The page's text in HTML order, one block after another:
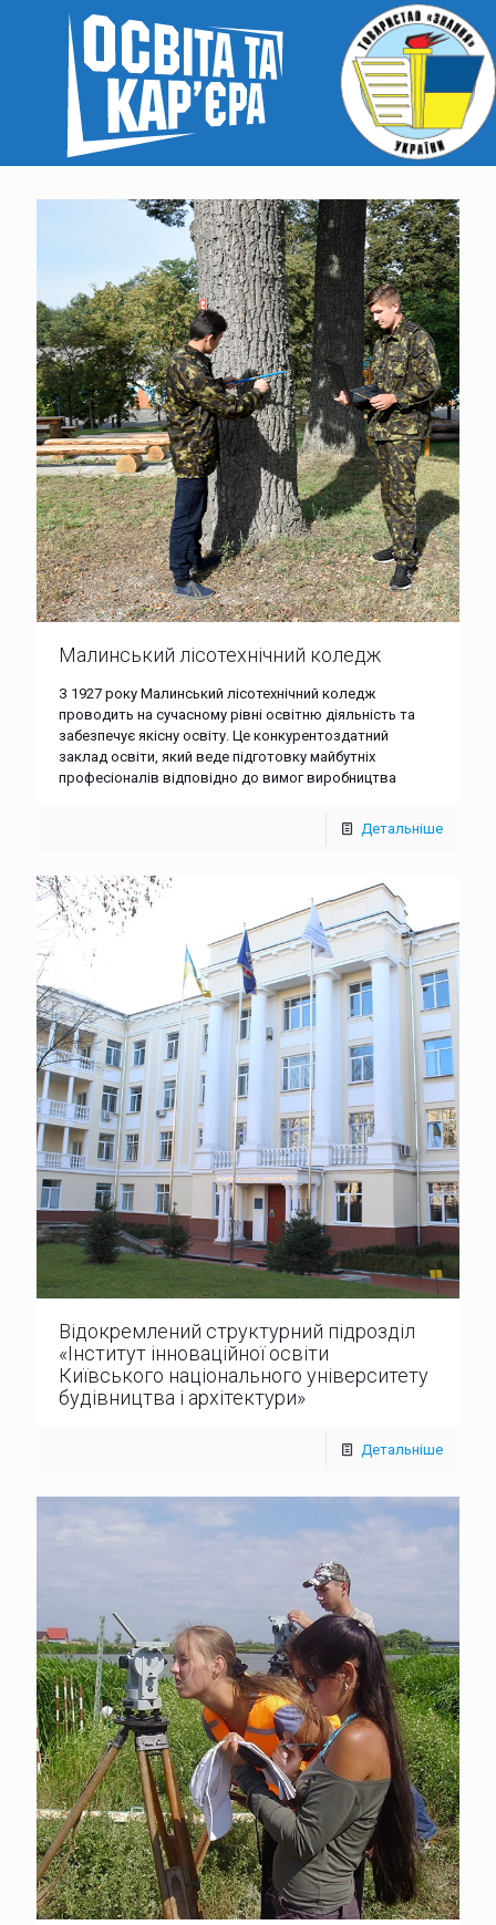
Малинський лісотехнічний коледж
З 1927 року Малинський лісотехнічний коледж
проводить на сучасному рівні освітню діяльність та
забезпечує якісну освіту. Це конкурентоздатний
заклад освіти, який веде підготовку майбутніх
професіоналів відповідно до вимог виробництва
Детальніше
Відокремлений структурний підрозділ
«Інститут інноваційної освіти
Київського національного університету
будівництва і архітектури»
Детальніше